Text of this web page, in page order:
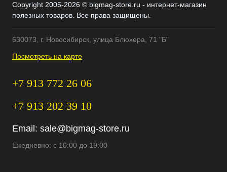
Copyright 2005-2026 © bigmag-store.ru - интернет-магазин
полезных товаров. Все права защищены.
630073, г. Новосибирск, улица Блюхера, 71 "Б"
Посмотреть на карте
+7 913 772 26 06
+7 913 202 39 10
Email: sale@bigmag-store.ru
Ежедневно: с 10:00 до 19:00